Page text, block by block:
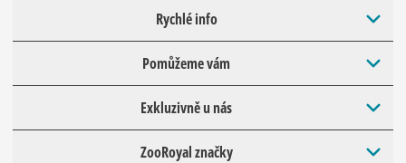
Rychlé info
Pomůžeme vám
Exkluzivně u nás
ZooRoyal značky